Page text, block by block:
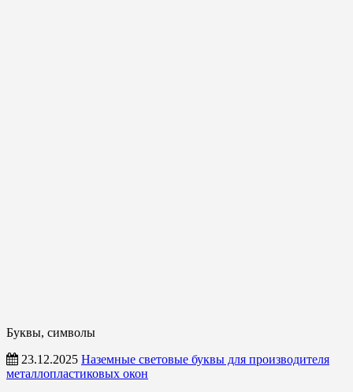
Буквы, символы
23.12.2025 Наземные световые буквы для производителя
металлопластиковых окон